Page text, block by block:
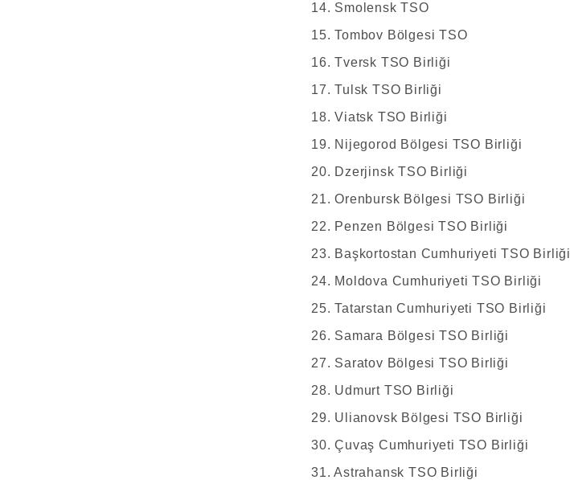
14. Smolensk TSO
15. Tombov Bölgesi TSO
16. Tversk TSO Birliği
17. Tulsk TSO Birliği
18. Viatsk TSO Birliği
19. Nijegorod Bölgesi TSO Birliği
20. Dzerjinsk TSO Birliği
21. Orenbursk Bölgesi TSO Birliği
22. Penzen Bölgesi TSO Birliği
23. Başkortostan Cumhuriyeti TSO Birliği
24. Moldova Cumhuriyeti TSO Birliği
25. Tatarstan Cumhuriyeti TSO Birliği
26. Samara Bölgesi TSO Birliği
27. Saratov Bölgesi TSO Birliği
28. Udmurt TSO Birliği
29. Ulianovsk Bölgesi TSO Birliği
30. Çuvaş Cumhuriyeti TSO Birliği
31. Astrahansk TSO Birliği